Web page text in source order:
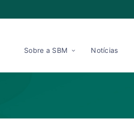
Sobre a SBM Notícias